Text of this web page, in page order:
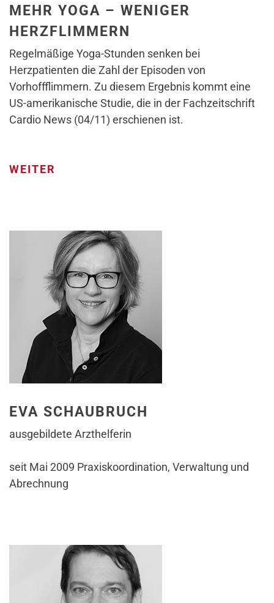
MEHR YOGA – WENIGER
HERZFLIMMERN
Regelmäßige Yoga-Stunden senken bei
Herzpatienten die Zahl der Episoden von
Vorhoffflimmern. Zu diesem Ergebnis kommt eine
US-amerikanische Studie, die in der Fachzeitschrift
Cardio News (04/11) erschienen ist.
WEITER
EVA SCHAUBRUCH
ausgebildete Arzthelferin
seit Mai 2009 Praxiskoordination, Verwaltung und
Abrechnung